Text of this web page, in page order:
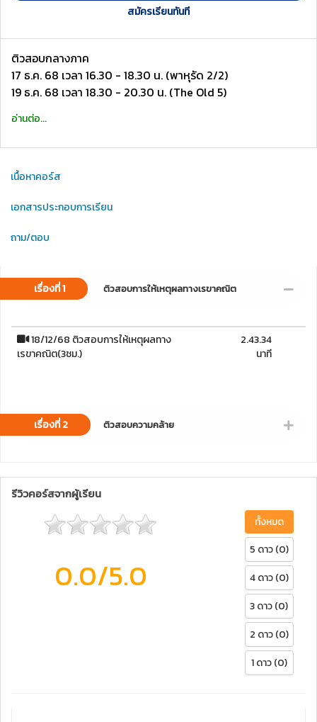
สมัครเรียนทันที
ติวสอบกลางภาค
17 ธ.ค. 68 เวลา 16.30 - 18.30 น. (พาหุรัด 2/2)
19 ธ.ค. 68 เวลา 18.30 - 20.30 น. (The Old 5)
อ่านต่อ...
เนื้อหาคอร์ส
เอกสารประกอบการเรียน
ถาม/ตอบ
เรื่องที่ 1 ติวสอบการให้เหตุผลทางเรขาคณิต
18/12/68 ติวสอบการให้เหตุผลทาง
เรขาคณิต(3ชม.)
2.43.34
นาที
เรื่องที่ 2 ติวสอบความคล้าย
รีวิวคอร์สจากผู้เรียน
0.0/5.0
ทั้งหมด
5 ดาว (0)
4 ดาว (0)
3 ดาว (0)
2 ดาว (0)
1 ดาว (0)